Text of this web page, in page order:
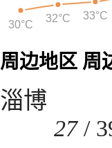
30°C 32°C 33°C
周边地区 周
淄博
27 /